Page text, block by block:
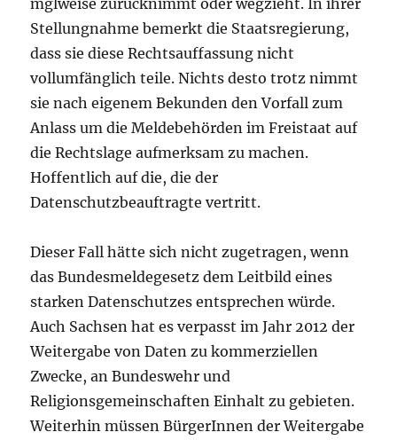
Stellungnahme bemerkt die Staatsregierung,
dass sie diese Rechtsauffassung nicht
vollumfänglich teile. Nichts desto trotz nimmt
sie nach eigenem Bekunden den Vorfall zum
Anlass um die Meldebehörden im Freistaat auf
die Rechtslage aufmerksam zu machen.
Hoffentlich auf die, die der
Datenschutzbeauftragte vertritt.
Dieser Fall hätte sich nicht zugetragen, wenn
das Bundesmeldegesetz dem Leitbild eines
starken Datenschutzes entsprechen würde.
Auch Sachsen hat es verpasst im Jahr 2012 der
Weitergabe von Daten zu kommerziellen
Zwecke, an Bundeswehr und
Religionsgemeinschaften Einhalt zu gebieten.
Weiterhin müssen BürgerInnen der Weitergabe